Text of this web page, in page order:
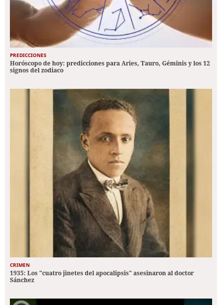
PREDICCIONES
Horóscopo de hoy: predicciones para Aries, Tauro, Géminis y los 12
signos del zodiaco
CRIMEN
1935: Los "cuatro jinetes del apocalipsis" asesinaron al doctor
Sánchez